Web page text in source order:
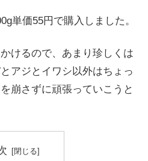
単価55円で購入しました。
けるので、あまり珍しくは
アジとイワシ以外はちょっ
崩さずに頑張っていこうと